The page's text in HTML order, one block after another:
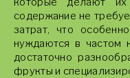
содержание не
затрат, что
нуждаются в частом
достаточно
фрукты и